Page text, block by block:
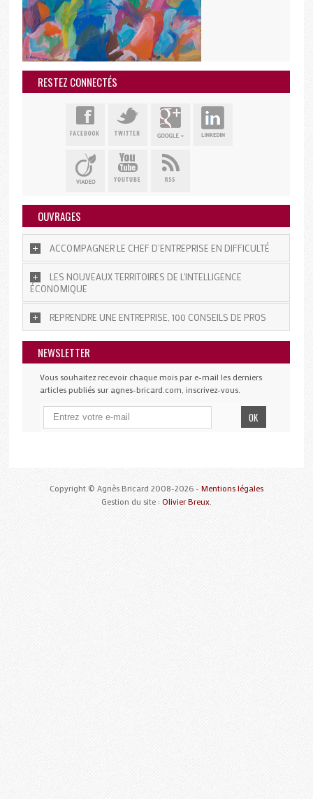
RESTEZ CONNECTÉS
OUVRAGES
ACCOMPAGNER LE CHEF D’ENTREPRISE EN DIFFICULTÉ
LES NOUVEAUX TERRITOIRES DE L'INTELLIGENCE
ÉCONOMIQUE
REPRENDRE UNE ENTREPRISE, 100 CONSEILS DE PROS
NEWSLETTER
Vous souhaitez recevoir chaque mois par e-mail les derniers
articles publiés sur agnes-bricard.com, inscrivez-vous.
Copyright © Agnès Bricard 2008-2026 - Mentions légales
Gestion du site : Olivier Breux.